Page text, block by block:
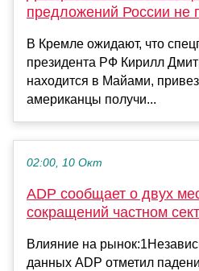
предложений России не
В Кремле ожидают, что
президента РФ Кирилл
находится в Майами,
американцы получи...
02:00, 10 Окт
ADP сообщает о двух
сокращений частном
Влияние на
данных ADP отметил